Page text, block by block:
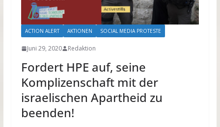
ACTION ALERT AKTIONEN SOCIAL MEDIA PROTESTE
Juni 29, 2020 Redaktion
Fordert HPE auf, seine
Komplizenschaft mit der
israelischen Apartheid zu
beenden!